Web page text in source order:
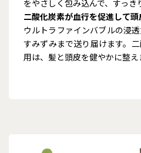
をやさしく包み込んで、すっき
二酸化炭素が血行を促進して
ウルトラファインバブルの浸
すみずみまで送り届けます。
用は、髪と頭皮を健やかに整え